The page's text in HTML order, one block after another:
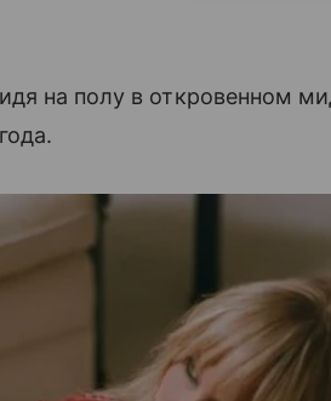
на полу в откровенном